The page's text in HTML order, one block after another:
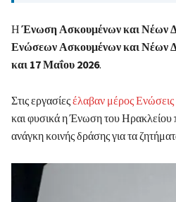
ΗΈνωση Ασκουμένων και Νέων
Ενώσεων Ασκουμένων και Νέων
και 17 Μαΐου 2026.
Στις εργασίεςέλαβαν μέρος
και φυσικά η Ένωση του Ηρακλείου
ανάγκη κοινής δράσης για τα